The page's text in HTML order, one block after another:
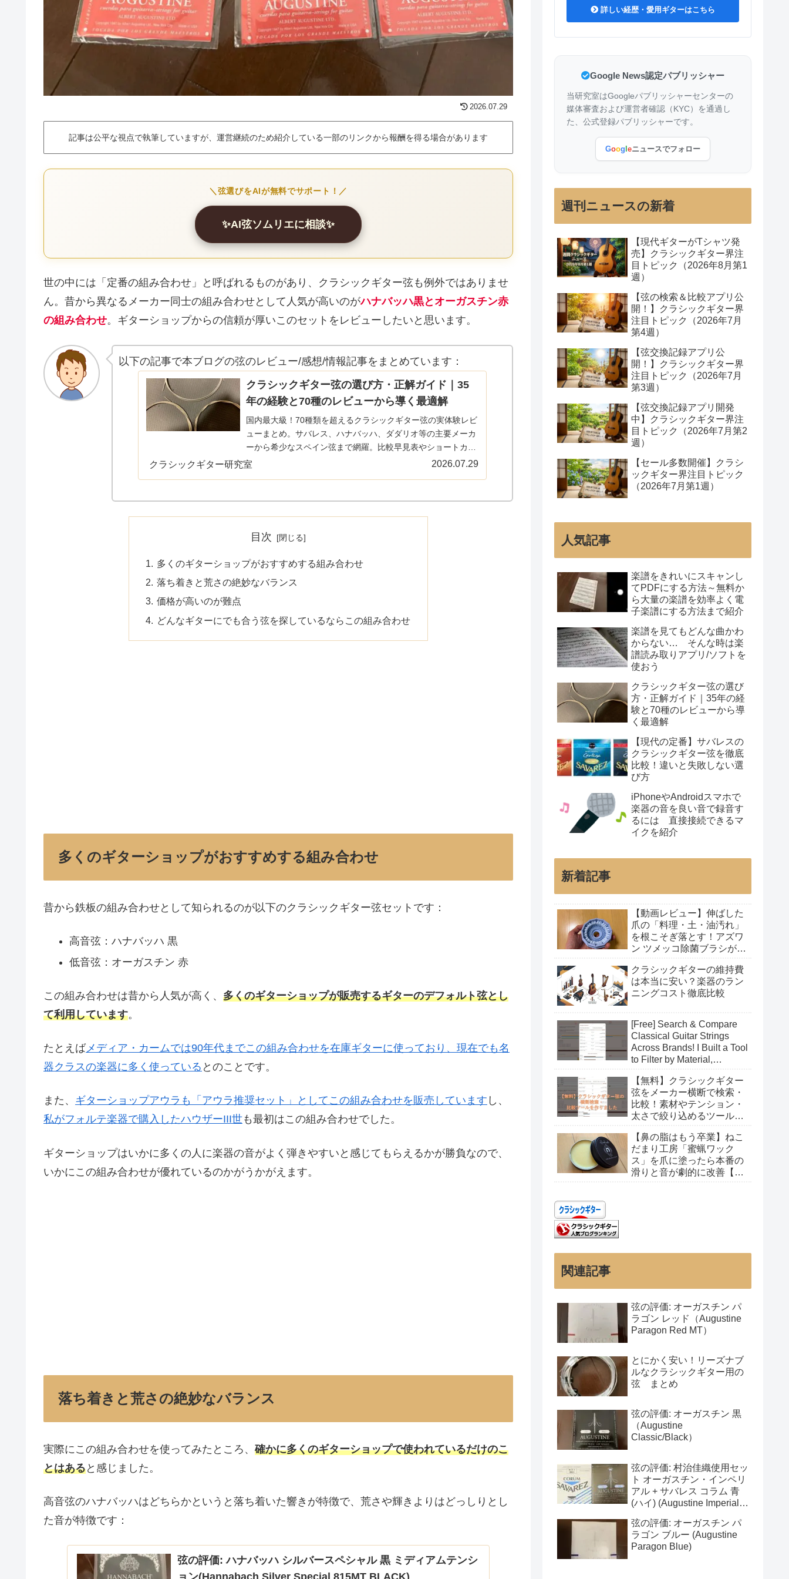
2026.07.29
記事は公平な視点で執筆していますが、運営継続のため紹介している一部のリンクから報酬を得る場合があります
＼弦選びをAIが無料でサポート！／
✨AI弦ソムリエに相談✨
世の中には「定番の組み合わせ」と呼ばれるものがあり、クラシックギター弦も例外ではありませ
ん。昔から異なるメーカー同士の組み合わせとして人気が高いのがハナバッハ黒とオーガスチン赤
の組み合わせ。ギターショップからの信頼が厚いこのセットをレビューしたいと思います。
以下の記事で本ブログの弦のレビュー/感想/情報記事をまとめています：
クラシックギター弦の選び方・正解ガイド｜35
年の経験と70種のレビューから導く最適解
国内最大級！70種類を超えるクラシックギター弦の実体験レビ
ューまとめ。サバレス、ハナバッハ、ダダリオ等の主要メーカ
ーから希少なスペイン弦まで網羅。比較早見表やショートカッ
トリンクで、気になる弦の評価へすぐ辿り着けます。弦選びに
クラシックギター研究室 2026.07.29
目次
多くのギターショップがおすすめする組み合わせ
落ち着きと荒さの絶妙なバランス
価格が高いのが難点
どんなギターにでも合う弦を探しているならこの組み合わせ
多くのギターショップがおすすめする組み合わせ
昔から鉄板の組み合わせとして知られるのが以下のクラシックギター弦セットです：
高音弦：ハナバッハ 黒
低音弦：オーガスチン 赤
この組み合わせは昔から人気が高く、 多くのギターショップが販売するギターのデフォルト弦とし
て利用しています。
たとえばメディア・カームでは90年代までこの組み合わせを在庫ギターに使っており、現在でも名
器クラスの楽器に多く使っている とのことです。
また、 ギターショップアウラも「アウラ推奨セット」としてこの組み合わせを販売しています し、
私がフォルテ楽器で購入したハウザーIII世も最初はこの組み合わせでした。
ギターショップはいかに多くの人に楽器の音がよく弾きやすいと感じてもらえるかが勝負なので、
いかにこの組み合わせが優れているのかがうかがえます。
落ち着きと荒さの絶妙なバランス
実際にこの組み合わせを使ってみたところ、確かに多くのギターショップで使われているだけのこ
とはあると感じました。
高音弦のハナバッハはどちらかというと落ち着いた響きが特徴で、荒さや輝きよりはどっしりとし
た音が特徴です：
弦の評価: ハナバッハ シルバースペシャル 黒 ミディアムテンシ
詳しい経歴・愛用ギターはこちら
Google News認定パブリッシャー
当研究室はGoogleパブリッシャーセンターの
媒体審査および運営者確認（KYC）を通過し
た、公式登録パブリッシャーです。
Goog eニュースでフォロー
週刊ニュースの新着
【現代ギターがTシャツ発
売】クラシックギター界注
目トピック（2026年8月第1
週）
【弦の検索＆比較アプリ公
開！】クラシックギター界
注目トピック（2026年7月
第4週）
【弦交換記録アプリ公
開！】クラシックギター界
注目トピック（2026年7月
第3週）
【弦交換記録アプリ開発
中】クラシックギター界注
目トピック（2026年7月第2
週）
【セール多数開催】クラシ
ックギター界注目トピック
（2026年7月第1週）
人気記事
楽譜をきれいにスキャンし
てPDFにする方法～無料か
ら大量の楽譜を効率よく電
子楽譜にする方法まで紹介
楽譜を見てもどんな曲かわ
からない… そんな時は楽
譜読み取りアプリ/ソフトを
使おう
クラシックギター弦の選び
方・正解ガイド｜35年の経
験と70種のレビューから導
く最適解
【現代の定番】サバレスの
クラシックギター弦を徹底
比較！違いと失敗しない選
び方
iPhoneやAndroidスマホで
楽器の音を良い音で録音す
るには 直接接続できるマ
イクを紹介
新着記事
【動画レビュー】伸ばした
爪の「料理・土・油汚れ」
を根こそぎ落とす！アズワ
ン ツメッコ除菌ブラシが凄
クラシックギターの維持費
は本当に安い？楽器のラン
ニングコスト徹底比較
[Free] Search & Compare
Classical Guitar Strings
Across Brands! I Built a Tool
to Filter by Material,
【無料】クラシックギター
弦をメーカー横断で検索・
比較！素材やテンション・
太さで絞り込めるツールを
【鼻の脂はもう卒業】ねこ
だまり工房「蜜蝋ワック
ス」を爪に塗ったら本番の
滑りと音が劇的に改善【レ
関連記事
弦の評価: オーガスチン パ
ラゴン レッド（Augustine
Paragon Red MT）
とにかく安い！リーズナブ
ルなクラシックギター用の
弦 まとめ
弦の評価: オーガスチン 黒
（Augustine
Classic/Black）
弦の評価: 村治佳織使用セッ
ト オーガスチン・インペリ
アル + サバレス コラム 青
(ハイ) (Augustine Imperial +
弦の評価: オーガスチン パ
ラゴン ブルー (Augustine
Paragon Blue)